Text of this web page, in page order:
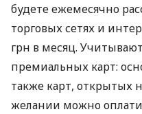
будете ежемесячно
торговых сетях и
грн в месяц.
премиальных карт:
также карт, открытых
желании можно